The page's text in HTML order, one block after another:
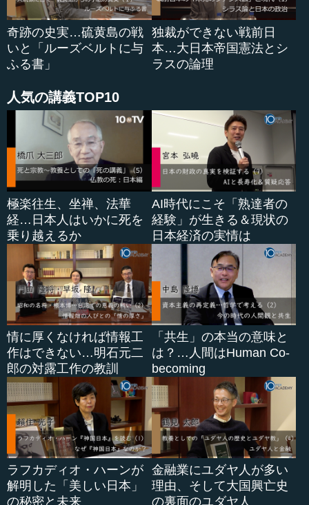
奇跡の史実…硫黄島の戦
いと「ルーズベルトに与
ふる書」
独裁ができない戦前日
本…大日本帝国憲法とシ
ラスの論理
人気の講義TOP10
極楽往生、坐禅、法華
経…日本人はいかに死を
乗り越えるか
AI時代にこそ「熟達者の
経験」が生きる＆現状の
日本経済の実情は
情に厚くなければ情報工
作はできない…明石元二
郎の対露工作の教訓
「共生」の本当の意味と
は？…人間はHuman Co-
becoming
ラフカディオ・ハーンが
解明した「美しい日本」
の秘密と未来
金融業にユダヤ人が多い
理由、そして大国興亡史
の裏面のユダヤ人